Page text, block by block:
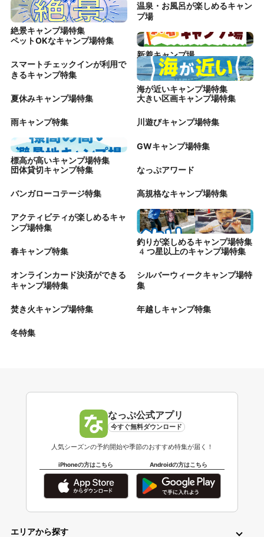
絶景キャンプ場特集
温泉・お風呂が楽しめるキャン
プ場
ペットOKなキャンプ場特集
新着キャンプ場
スマートチェックインが利用で
きるキャンプ特集
海が近いキャンプ場特集
夏休みキャンプ場特集
大きい区画キャンプ場特集
雨キャンプ特集 川遊びキャンプ場特集
標高が高いキャンプ場特集
GWキャンプ場特集
団体貸切キャンプ特集 なっぷアワード
バンガローコテージ特集 高規格なキャンプ場特集
アクティビティが楽しめるキャ
ンプ場特集
釣りが楽しめるキャンプ場特集
春キャンプ特集
4つ星以上のキャンプ場特集
オンラインカード決済ができる
キャンプ場特集
シルバーウィークキャンプ場特
集
焚き火キャンプ場特集 年越しキャンプ特集
冬特集
なっぷ公式アプリ
今すぐ無料ダウンロード
人気シーズンの予約開始や季節のおすすめ特集が届く！
iPhoneの方はこちら Androidの方はこちら
エリアから探す